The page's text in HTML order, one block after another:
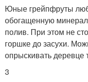
Юные грейпфруты
обогащенную
полив. При этом не
горшке до засухи.
опрыскивать деревце
3